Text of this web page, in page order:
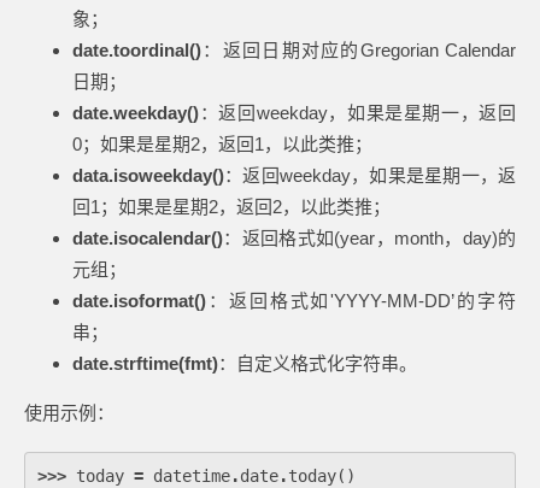
象；
date.toordinal()：返回日期对应的Gregorian Calendar
日期；
date.weekday()：返回weekday，如果是星期一，返回
0；如果是星期2，返回1，以此类推；
data.isoweekday()：返回weekday，如果是星期一，返
回1；如果是星期2，返回2，以此类推；
date.isocalendar()：返回格式如(year，month，day)的
元组；
date.isoformat() ：返回格式如'YYYY-MM-DD’的字符
串；
date.strftime(fmt)：自定义格式化字符串。
使用示例：
>>> today = datetime.date.today()